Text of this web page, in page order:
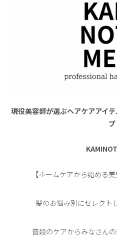
現役美容師が選ぶヘアケアアイ
プ
【ホームケアから始める
髪のお悩み別にセレクト
普段のケアからみなさんの